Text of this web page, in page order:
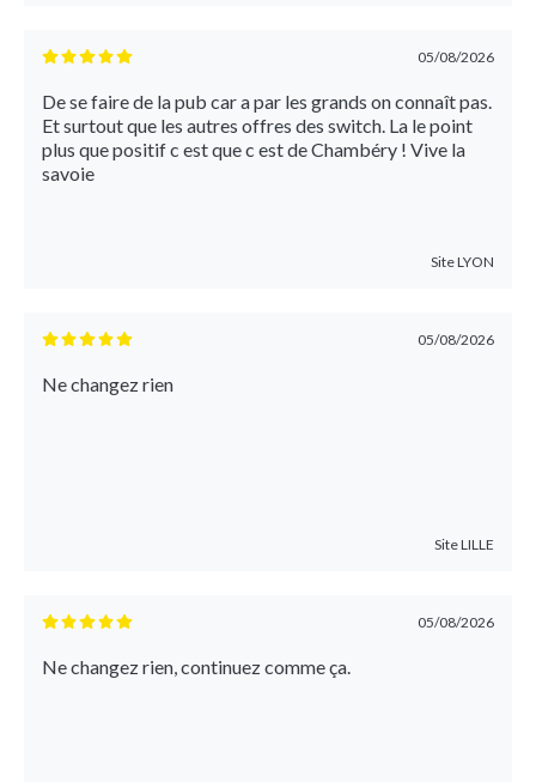
05/08/2026
De se faire de la pub car a par les grands on connaît pas.
Et surtout que les autres offres des switch. La le point
plus que positif c est que c est de Chambéry ! Vive la
savoie
SiteLYON
05/08/2026
Ne changez rien
SiteLILLE
05/08/2026
Ne changez rien, continuez comme ça.